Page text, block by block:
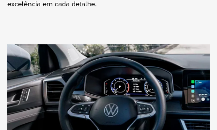
excelência em cada detalhe.